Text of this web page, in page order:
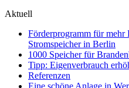
Aktuell
Förderprogramm für mehr
Stromspeicher in Berlin
1000 Speicher für
Tipp: Eigenverbrauch
Referenzen